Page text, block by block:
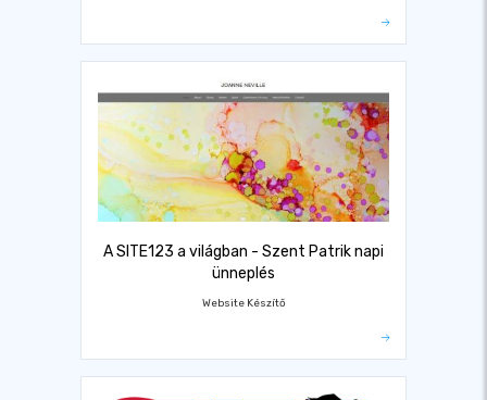
A SITE123 a világban - Szent Patrik napi
ünneplés
Website Készítő